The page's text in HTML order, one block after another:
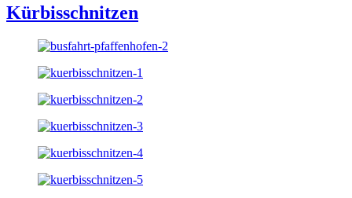
Kürbisschnitzen